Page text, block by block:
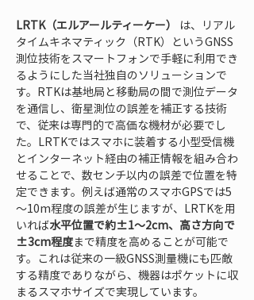
LRTK（エルアールティーケー）
は、リアル
タイムキネマティック（RTK）というGNSS
測位技術をスマートフォンで手軽に利用でき
るようにした当社独自のソリューションで
す。RTKは基地局と移動局の間で測位データ
を通信し、衛星測位の誤差を補正する技術
で、従来は専門的で高価な機材が必要でし
た。LRTKではスマホに装着する小型受信機
とインターネット経由の補正情報を組み合わ
せることで、数センチ以内の誤差で位置を特
定できます。例えば通常のスマホGPSでは5
～10m程度の誤差が生じますが、LRTKを用
いれば水平位置で約±1～2cm、高さ方向で
±3cm程度まで精度を高めることが可能で
す。これは従来の一級GNSS測量機にも匹敵
する精度でありながら、機器はポケットに収
まるスマホサイズで実現しています。